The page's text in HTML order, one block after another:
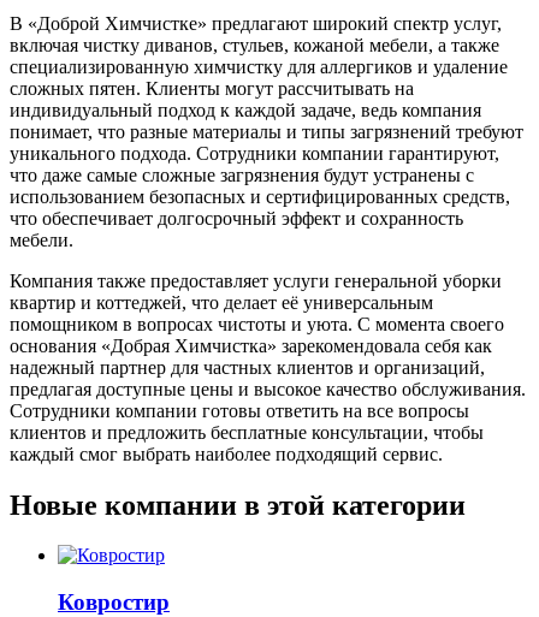
В «Доброй Химчистке» предлагают широкий спектр услуг,
включая чистку диванов, стульев, кожаной мебели, а также
специализированную химчистку для аллергиков и удаление
сложных пятен. Клиенты могут рассчитывать на
индивидуальный подход к каждой задаче, ведь компания
понимает, что разные материалы и типы загрязнений требуют
уникального подхода. Сотрудники компании гарантируют,
что даже самые сложные загрязнения будут устранены с
использованием безопасных и сертифицированных средств,
что обеспечивает долгосрочный эффект и сохранность
мебели.
Компания также предоставляет услуги генеральной уборки
квартир и коттеджей, что делает её универсальным
помощником в вопросах чистоты и уюта. С момента своего
основания «Добрая Химчистка» зарекомендовала себя как
надежный партнер для частных клиентов и организаций,
предлагая доступные цены и высокое качество обслуживания.
Сотрудники компании готовы ответить на все вопросы
клиентов и предложить бесплатные консультации, чтобы
каждый смог выбрать наиболее подходящий сервис.
Новые компании в этой категории
Ковростир